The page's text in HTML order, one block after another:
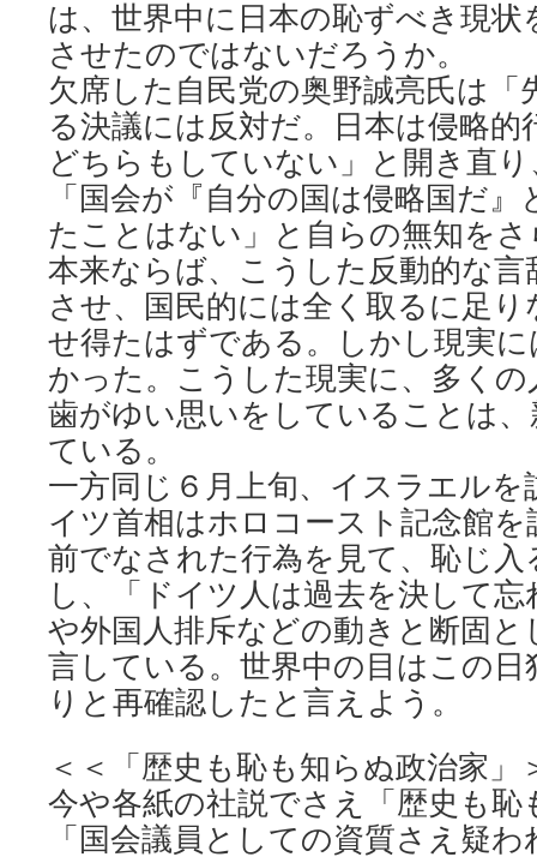
は、世界中に日本の恥ずべき現
させたのではないだろうか。
欠席した自民党の奥野誠亮氏は「
る決議には反対だ。日本は侵略的
どちらもしていない」と開き直
「国会が『自分の国は侵略国だ
たことはない」と自らの無知を
本来ならば、こうした反動的な言
させ、国民的には全く取るに足
せ得たはずである。しかし現実
かった。こうした現実に、多く
歯がゆい思いをしていることは
ている。
一方同じ６月上旬、イスラエルを
イツ首相はホロコースト記念館
前でなされた行為を見て、恥じ
し、「ドイツ人は過去を決して
や外国人排斥などの動きと断固
言している。世界中の目はこの
りと再確認したと言えよう。
＜＜「歴史も恥も知らぬ政治家」
今や各紙の社説でさえ「歴史も恥
「国会議員としての資質さえ疑